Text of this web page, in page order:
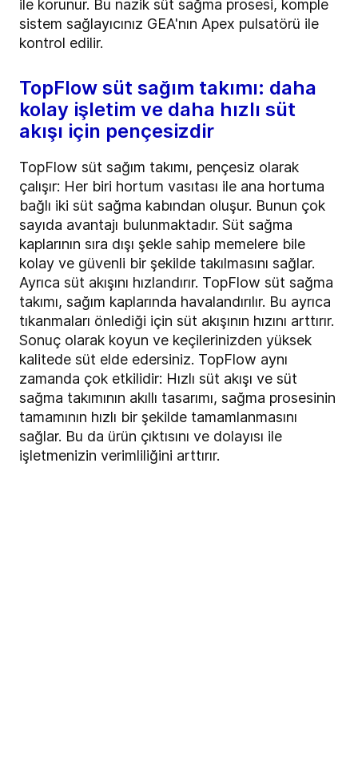
ile korunur. Bu nazik süt sağma prosesi, komple
sistem sağlayıcınız GEA'nın Apex pulsatörü ile
kontrol edilir.
TopFlow süt sağım takımı: daha
kolay işletim ve daha hızlı süt
akışı için pençesizdir
TopFlow süt sağım takımı, pençesiz olarak
çalışır: Her biri hortum vasıtası ile ana hortuma
bağlı iki süt sağma kabından oluşur. Bunun çok
sayıda avantajı bulunmaktadır. Süt sağma
kaplarının sıra dışı şekle sahip memelere bile
kolay ve güvenli bir şekilde takılmasını sağlar.
Ayrıca süt akışını hızlandırır. TopFlow süt sağma
takımı, sağım kaplarında havalandırılır. Bu ayrıca
tıkanmaları önlediği için süt akışının hızını arttırır.
Sonuç olarak koyun ve keçilerinizden yüksek
kalitede süt elde edersiniz. TopFlow aynı
zamanda çok etkilidir: Hızlı süt akışı ve süt
sağma takımının akıllı tasarımı, sağma prosesinin
tamamının hızlı bir şekilde tamamlanmasını
sağlar. Bu da ürün çıktısını ve dolayısı ile
işletmenizin verimliliğini arttırır.